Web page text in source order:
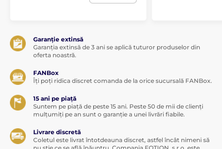
Garanție extinsă
Garanția extinsă de 3 ani se aplică tuturor produselor din
oferta noastră.
FANBox
Îți poți ridica discret comanda de la orice sucursală FANBox.
15 ani pe piață
Suntem pe piață de peste 15 ani. Peste 50 de mii de clienți
mulțumiți pe an sunt o garanție a unei livrări fiabile.
Livrare discretă
Coletul este livrat întotdeauna discret, astfel încât nimeni să